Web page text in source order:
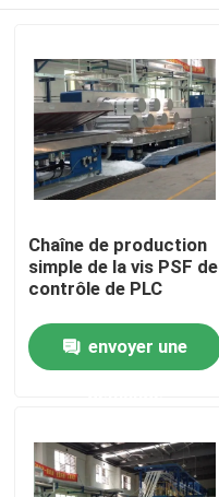
Maison
Produits
Au sujet de nous
Contrôle de qualité
Chaîne de production
simple de la vis PSF de
contrôle de PLC
envoyer une